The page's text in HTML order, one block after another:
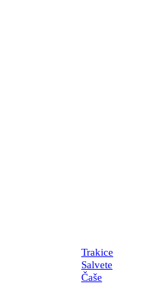
Trakice
Salvete
Čaše